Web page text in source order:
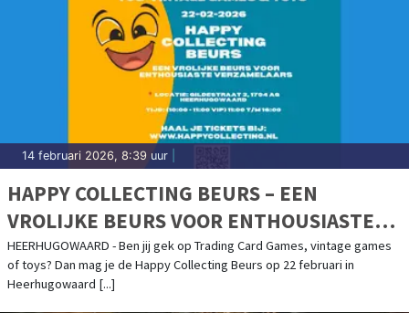
14 februari 2026, 8:39 uur
HAPPY COLLECTING BEURS – EEN
VROLIJKE BEURS VOOR ENTHOUSIASTE
VERZAMELAARS
HEERHUGOWAARD - Ben jij gek op Trading Card Games, vintage games
of toys? Dan mag je de Happy Collecting Beurs op 22 februari in
Heerhugowaard [...]